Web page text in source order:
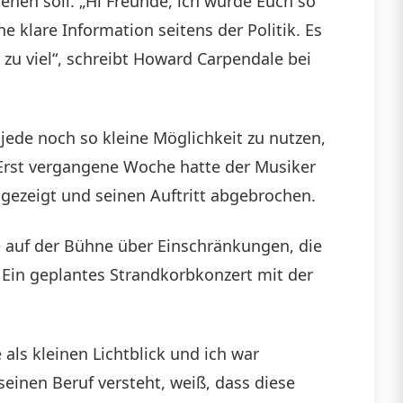
klare Information seitens der Politik. Es
viel“, schreibt Howard Carpendale bei
noch so kleine Möglichkeit zu nutzen,
vergangene Woche hatte der Musiker
und seinen Auftritt abgebrochen.
der Bühne über Einschränkungen, die
geplantes Strandkorbkonzert mit der
kleinen Lichtblick und ich war
Beruf versteht, weiß, dass diese